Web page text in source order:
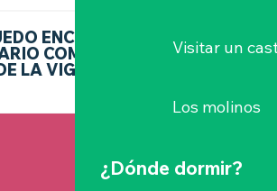
Visitar un
Los molinos
¿Dónde dormir?
ENCONTRAR
COMPLETO
LA VIGNOBLE